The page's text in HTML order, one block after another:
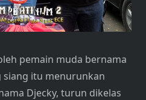
pemain muda bernama
siang itu menurunkan
Djecky, turun dikelas